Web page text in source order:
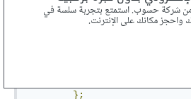
std:: shared_ptr <
};